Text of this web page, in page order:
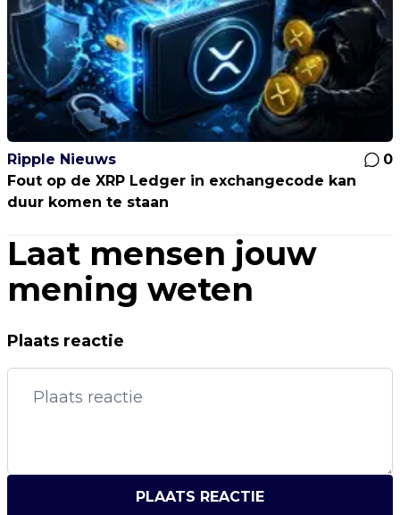
Ripple Nieuws
0
Fout op de XRP Ledger in exchangecode kan
duur komen te staan
Laat mensen jouw
mening weten
Plaats reactie
PLAATS REACTIE